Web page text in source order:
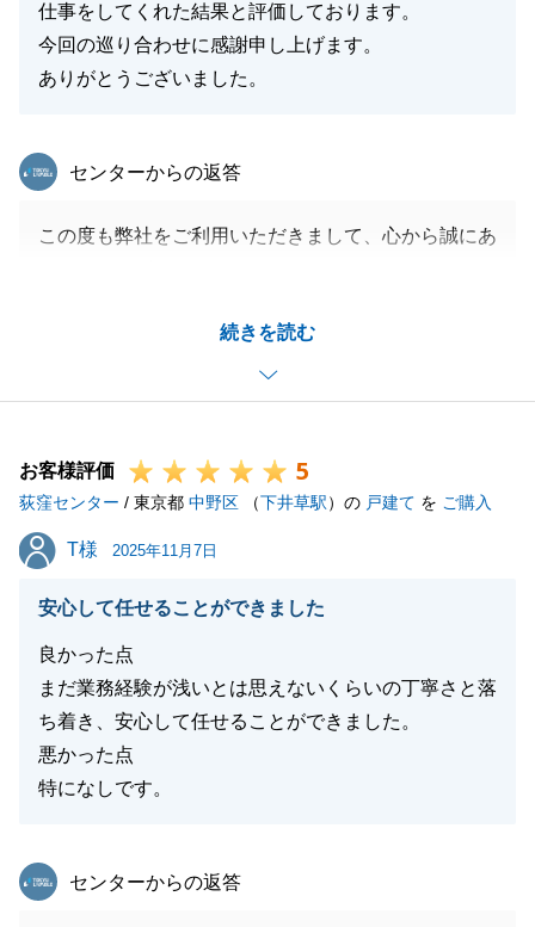
仕事をしてくれた結果と評価しております。
今回の巡り合わせに感謝申し上げます。
ありがとうございました。
続きを読む
東急リバブル
センターからの返答
この度も弊社をご利用いただきまして、心から誠にあ
おいても再度ご相談賜りましたこと、とても嬉しく思
また、私自身の高評価は嬉しく思う一方で弊社他担当
き点だと思っております。
H様から頂いた御言葉を励みとし、今後とも精進して
まいります。
今後も何かお困りなことがありましたら、是非お気軽
にご相談いただけますと幸いです。
お客様評価 5
荻窪センター / 東京都 中野区 （下井草駅）の 戸建て を ご購入
T様
T様 2025年11月7日
安心して任せることができました
良かった点
まだ業務経験が浅いとは思えないくらいの丁寧さと落
ち着き、安心して任せることができました。
悪かった点
特になしです。
東急リバブル
センターからの返答